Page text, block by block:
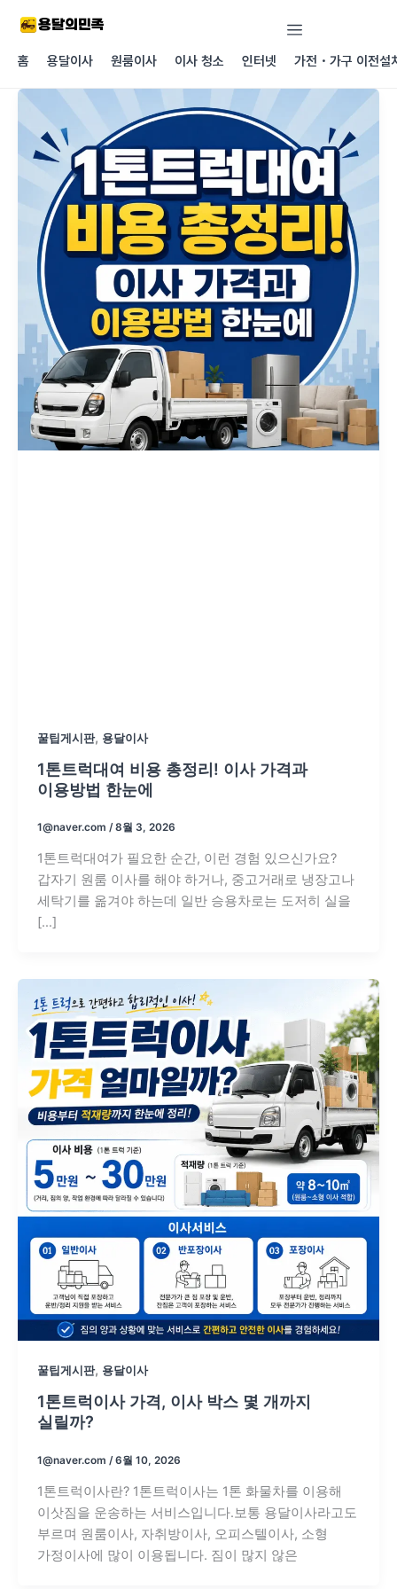
건너뛰기
홈
용달이사 원룸이사 이사 청소 인터넷 가전・가구 이전설
꿀팁게시판, 용달이사
1톤트럭대여 비용 총정리! 이사 가격과
이용방법 한눈에
1@naver.com /8월 3, 2026
1톤트럭대여가 필요한 순간, 이런 경험 있으신가요?
갑자기 원룸 이사를 해야 하거나, 중고거래로 냉장고나
세탁기를 옮겨야 하는데 일반 승용차로는 도저히 실을
[…]
꿀팁게시판, 용달이사
1톤트럭이사 가격, 이사 박스 몇 개까지
실릴까?
1@naver.com /6월 10, 2026
1톤트럭이사란? 1톤트럭이사는 1톤 화물차를 이용해
이삿짐을 운송하는 서비스입니다.보통 용달이사라고도
부르며 원룸이사, 자취방이사, 오피스텔이사, 소형
가정이사에 많이 이용됩니다. 짐이 많지 않은